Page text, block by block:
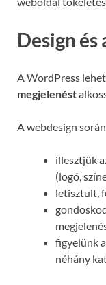
Design
A WordPress
megjelenést
A webdesign
illesztjük
(logó,
letisztult,
figyelünk
néhány